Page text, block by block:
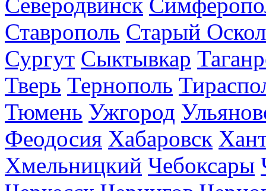
Ставрополь Старый Оскол
Сургут Сыктывкар
Тверь Тернополь
Тюмень Ужгород
Феодосия Хабаровск
Хмельницкий Чебоксары